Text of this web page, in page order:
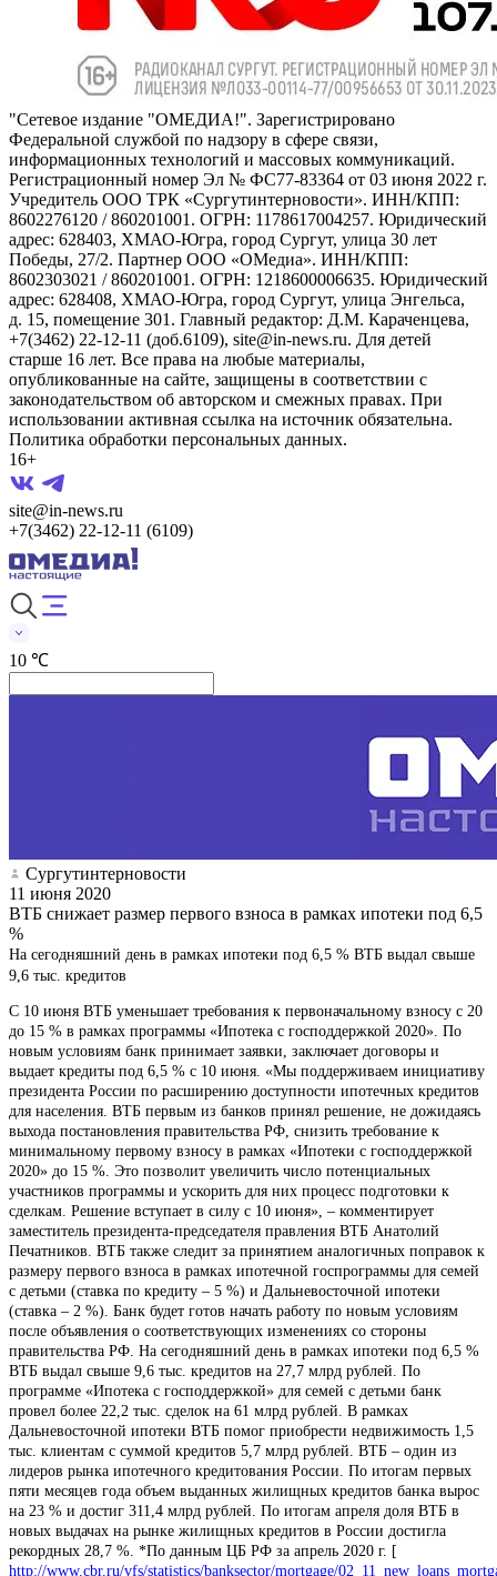
"Сетевое издание "ОМЕДИА!". Зарегистрировано
Федеральной службой по надзору в сфере связи,
информационных технологий и массовых коммуникаций.
Регистрационный номер Эл № ФС77-83364 от 03 июня 2022 г.
Учредитель ООО ТРК «Сургутинтерновости». ИНН/КПП:
8602276120 / 860201001. ОГРН: 1178617004257. Юридический
адрес: 628403, ХМАО-Югра, город Сургут, улица 30 лет
Победы, 27/2. Партнер ООО «ОМедиа». ИНН/КПП:
8602303021 / 860201001. ОГРН: 1218600006635. Юридический
адрес: 628408, ХМАО-Югра, город Сургут, улица Энгельса,
д. 15, помещение 301. Главный редактор: Д.М. Караченцева,
+7(3462) 22-12-11 (доб.6109), site@in-news.ru. Для детей
старше 16 лет. Все права на любые материалы,
опубликованные на сайте, защищены в соответствии с
законодательством об авторском и смежных правах. При
использовании активная ссылка на источник обязательна.
Политика обработки персональных данных.
16+
site@in-news.ru
+7(3462) 22-12-11 (6109)
10 ℃
Сургутинтерновости
11 июня 2020
ВТБ снижает размер первого взноса в рамках ипотеки под 6,5
%
На сегодняшний день в рамках ипотеки под 6,5 % ВТБ выдал свыше
9,6 тыс. кредитов
С 10 июня ВТБ уменьшает требования к первоначальному взносу с 20
до 15 % в рамках программы «Ипотека с господдержкой 2020». По
новым условиям банк принимает заявки, заключает договоры и
выдает кредиты под 6,5 % с 10 июня. «Мы поддерживаем инициативу
президента России по расширению доступности ипотечных кредитов
для населения. ВТБ первым из банков принял решение, не дожидаясь
выхода постановления правительства РФ, снизить требование к
минимальному первому взносу в рамках «Ипотеки с господдержкой
2020» до 15 %. Это позволит увеличить число потенциальных
участников программы и ускорить для них процесс подготовки к
сделкам. Решение вступает в силу с 10 июня», – комментирует
заместитель президента-председателя правления ВТБ Анатолий
Печатников. ВТБ также следит за принятием аналогичных поправок к
размеру первого взноса в рамках ипотечной госпрограммы для семей
с детьми (ставка по кредиту – 5 %) и Дальневосточной ипотеки
(ставка – 2 %). Банк будет готов начать работу по новым условиям
после объявления о соответствующих изменениях со стороны
правительства РФ. На сегодняшний день в рамках ипотеки под 6,5 %
ВТБ выдал свыше 9,6 тыс. кредитов на 27,7 млрд рублей. По
программе «Ипотека с господдержкой» для семей с детьми банк
провел более 22,2 тыс. сделок на 61 млрд рублей. В рамках
Дальневосточной ипотеки ВТБ помог приобрести недвижимость 1,5
тыс. клиентам с суммой кредитов 5,7 млрд рублей. ВТБ – один из
лидеров рынка ипотечного кредитования России. По итогам первых
пяти месяцев года объем выданных жилищных кредитов банка вырос
на 23 % и достиг 311,4 млрд рублей. По итогам апреля доля ВТБ в
новых выдачах на рынке жилищных кредитов в России достигла
рекордных 28,7 %. *По данным ЦБ РФ за апрель 2020 г. [
http://www.cbr.ru/vfs/statistics/banksector/mortgage/